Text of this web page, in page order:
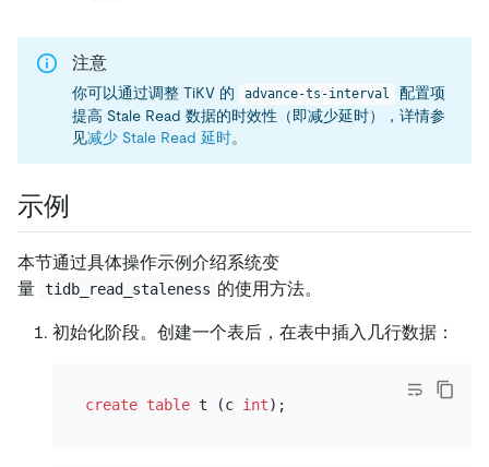
注意
你可以通过调整 TiKV 的 advance-ts-interval
配置项
提高 Stale Read 数据的时效性（即减少延时），详情参
见减少 Stale Read 延时。
示例
本节通过具体操作示例介绍系统变
量 tidb_read_staleness 的使用方法。
初始化阶段。创建一个表后，在表中插入几行数据：
create table t (c int